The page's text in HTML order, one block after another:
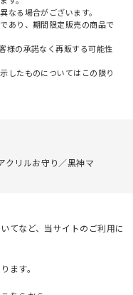
なる場合がございます。
あり、期間限定販売の商品で
様の承諾なく再販する可能性
したものについてはこの限り
クリルお守り／黒神マ
てなど、当サイトのご利用に
ます。